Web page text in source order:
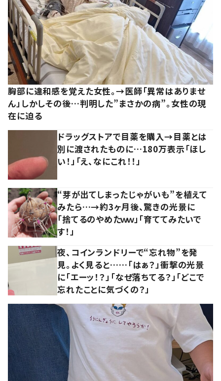
胸部に違和感を覚えた女性。→医師「異常はありませ
ん」しかしその後…判明した”まさかの病”。女性の現
在に迫る
ドラッグストアで目薬を購入→目薬とは
別に渡されたものに…180万表示「ほし
い！」「え、なにこれ！！」
“芽が出てしまったじゃがいも”を植えて
みたら…→約3ヶ月後、驚きの光景に
「捨てるのやめたｗｗ」「育ててみたいで
す！」
夜、コインランドリーで“忘れ物”を発
見。よく見ると……「はぁ？」衝撃の光景
に「エーッ！？」「なぜ落ちてる？」「どこで
忘れたことに気づくの？」